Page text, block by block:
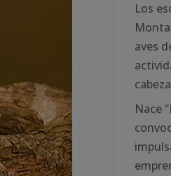
Los
aves
Nace